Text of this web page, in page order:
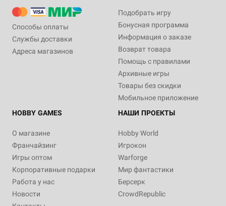
Способы оплаты
Службы доставки
Адреса магазинов
Подобрать игру
Бонусная программа
Информация о заказе
Возврат товара
Помощь с правилами
Архивные игры
Товары без скидки
Мобильное приложение
HOBBY GAMES
О магазине
Франчайзинг
Игры оптом
Корпоративные подарки
Работа у нас
Новости
НАШИ ПРОЕКТЫ
Hobby World
Игрокон
Warforge
Мир фантастики
Берсерк
CrowdRepublic